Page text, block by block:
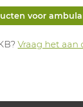
voor
Vraag het aan